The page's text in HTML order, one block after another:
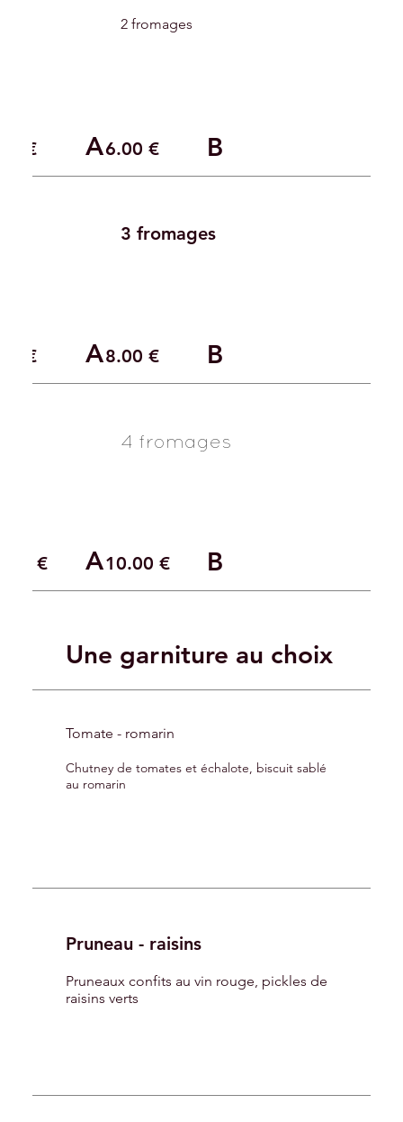
€
2 fromages
6.00 €
A B
€
3 fromages
8.00 €
A B
€
4 fromages
10.00 €
A B
Une garniture au choix
Tomate - romarin
Chutney de tomates et échalote, biscuit sablé
au romarin
Pruneau - raisins
Pruneaux confits au vin rouge, pickles de
raisins verts